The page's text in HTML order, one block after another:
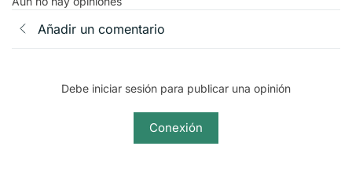
Añadir un comentario
Debe iniciar sesión para publicar una opinión
Conexión